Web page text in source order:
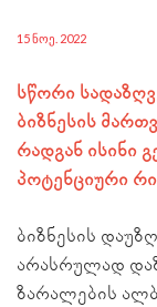
15 ᲜᲝᲔ. 2022
სწორი
ბიზნესის
რადგან ისინი
პოტენციური
ბიზნესის
არასრულად
ზარალების